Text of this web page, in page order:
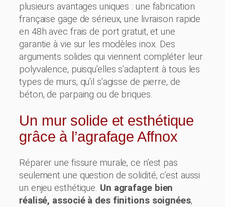
plusieurs avantages uniques : une fabrication
française gage de sérieux, une livraison rapide
en 48h avec frais de port gratuit, et une
garantie à vie sur les modèles inox. Des
arguments solides qui viennent compléter leur
polyvalence, puisqu’elles s’adaptent à tous les
types de murs, qu’il s’agisse de pierre, de
béton, de parpaing ou de briques.
Un mur solide et esthétique
grâce à l’agrafage Affnox
Réparer une fissure murale, ce n’est pas
seulement une question de solidité, c’est aussi
un enjeu esthétique. Un agrafage bien
réalisé, associé à des finitions soignées,